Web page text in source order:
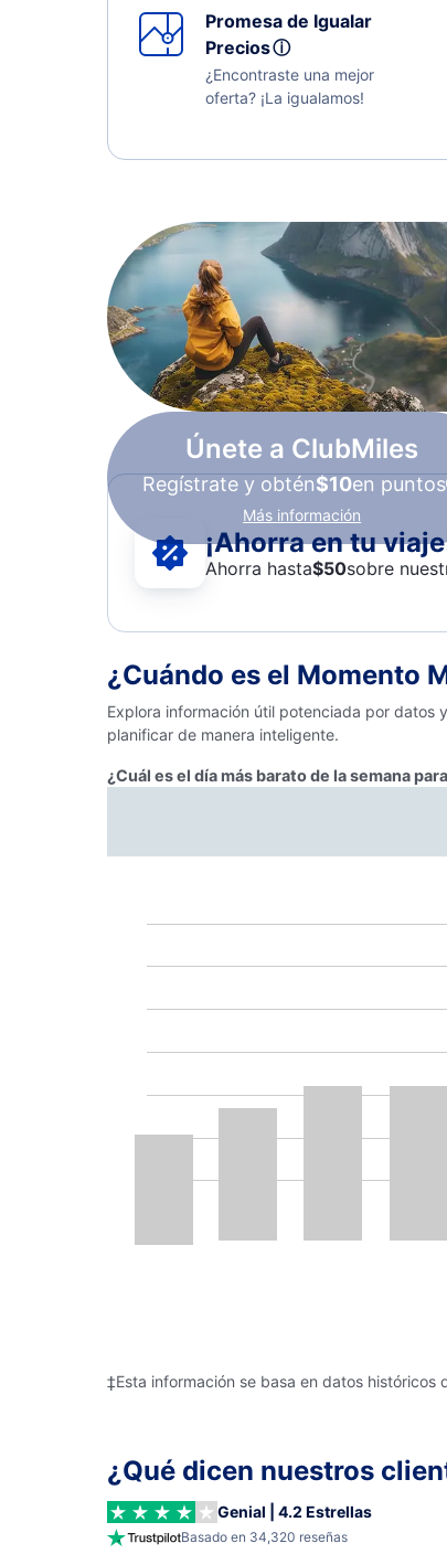
Promesa de Igualar
Preciosⓘ
¿Encontraste una mejor
oferta? ¡La igualamos!
Únete a ClubMiles
Regístrate y obtén$10en puntos
Más información
¡Ahorra en tu
Ahorra hasta$50sobre
¿Cuándo es el Momento
Explora información útil potenciada por datos
planificar de manera inteligente.
¿Cuál es el día más barato de la semana
‡Esta información se basa en datos históricos
¿Qué dicen nuestros
Genial | 4.2 Estrellas
Basado en 34,320 reseñas